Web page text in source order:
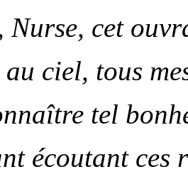
Nurse, cet
ciel, tous
tel
écoutant ces